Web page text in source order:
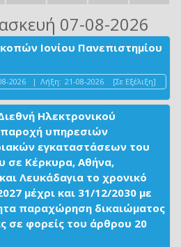
07-08-2026
Ιονίου Πανεπιστημίου
2026 | Λήξη: 21-08-2026 [Σε Εξέλιξη]
Ηλεκτρονικού
παροχή υπηρεσιών
εγκαταστάσεων του
σε Κέρκυρα, Αθήνα,
Λευκάδαγια το χρονικό
μέχρι και 31/12/2030 με
παραχώρηση δικαιώματος
σε φορείς του άρθρου 20